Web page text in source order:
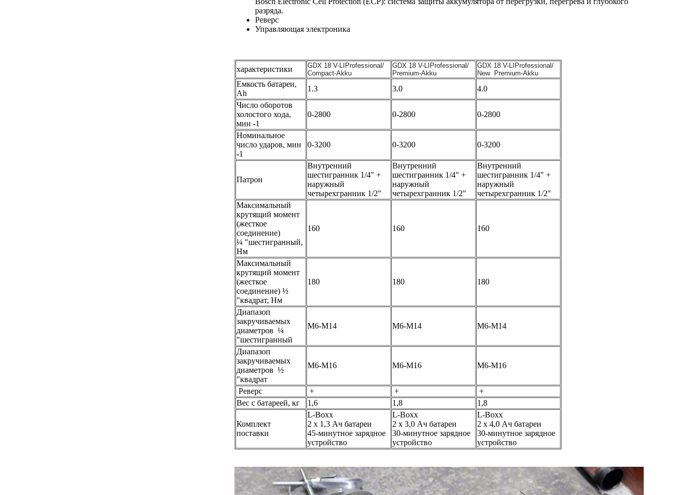
разряда.
Реверс
Управляющая электроника
характеристики
GDX 18 V-LIProfessional/
Compact-Akku
GDX 18 V-LIProfessional/
Premium-Akku
GDX 18 V-LIProfessional/
New Premium-Akku
Емкость батареи,
Ah
1.3 3.0
4.0
Число оборотов
холостого хода,
мин -1
0-2800 0-2800 0-2800
Номинальное
число ударов, мин
-1
0-3200 0-3200 0-3200
Патрон
Внутренний
шестигранник 1/4" +
наружный
четырехгранник 1/2"
Внутренний
шестигранник 1/4" +
наружный
четырехгранник 1/2"
Внутренний
шестигранник 1/4" +
наружный
четырехгранник 1/2"
Максимальный
крутящий момент
(жесткое
соединение)
¼ "шестигранный,
Нм
160 160 160
Максимальный
крутящий момент
(жесткое
соединение) ½
"квадрат, Нм
180 180 180
Диапазоп
закручиваемых
диаметров ¼
"шестигранный
М6-М14 М6-М14 М6-М14
Диапазоп
закручиваемых
диаметров ½
"квадрат
М6-М16 М6-М16 М6-М16
Реверс + +
+
Вес с батареей, кг
1,6 1,8 1,8
Комплект
поставки
L-Boxx
2 х 1,3 Ач батареи
45-минутное зарядное
устройство
L-Boxx
2 х 3,0 Ач батареи
30-минутное зарядное
устройство
L-Boxx
2 х 4,0 Ач батареи
30-минутное зарядное
устройство